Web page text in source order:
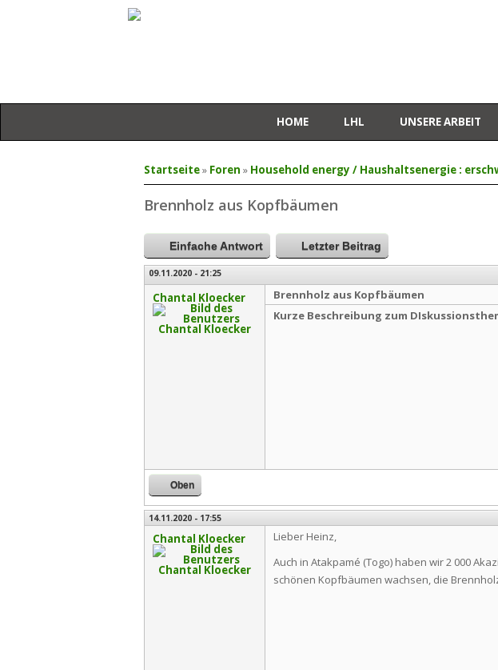
HOME LHL UNSERE ARBEIT
Sie sind hier
Startseite» Foren » Household energy / Haushaltsenergie :
Brennholz aus Kopfbäumen
Einfache Antwort Letzter Beitrag
09.11.2020 - 21:25
Chantal Kloecker
Brennholz aus Kopfbäumen
Kurze Beschreibung zum
Oben
14.11.2020 - 17:55
Chantal Kloecker
Lieber Heinz,
Auch in Atakpamé (Togo) haben wir 2 000
schönen Kopfbäumen wachsen, die